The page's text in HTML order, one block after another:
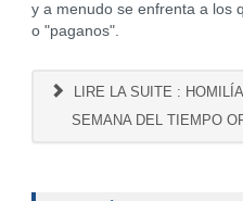
y a menudo se enfrenta a los
o "paganos".
LIRE LA SUITE :
SEMANA DEL TIEMPO